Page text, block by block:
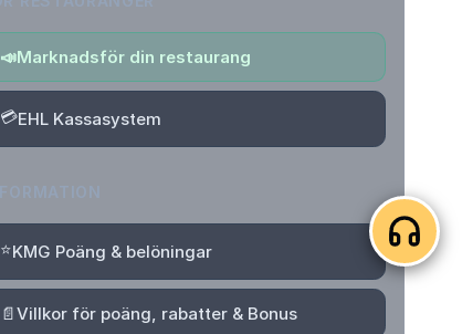
📣Marknadsför din restaurang
💳EHL Kassasystem
⭐KMG Poäng & belöningar
📄Villkor för poäng, rabatter & Bonus